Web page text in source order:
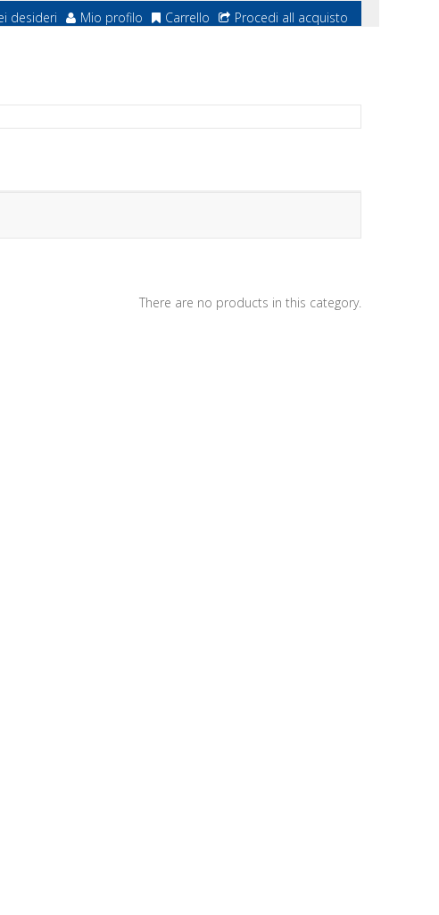
desideri Mio profilo Carrello Procedi all acquisto
There are no products in this category.